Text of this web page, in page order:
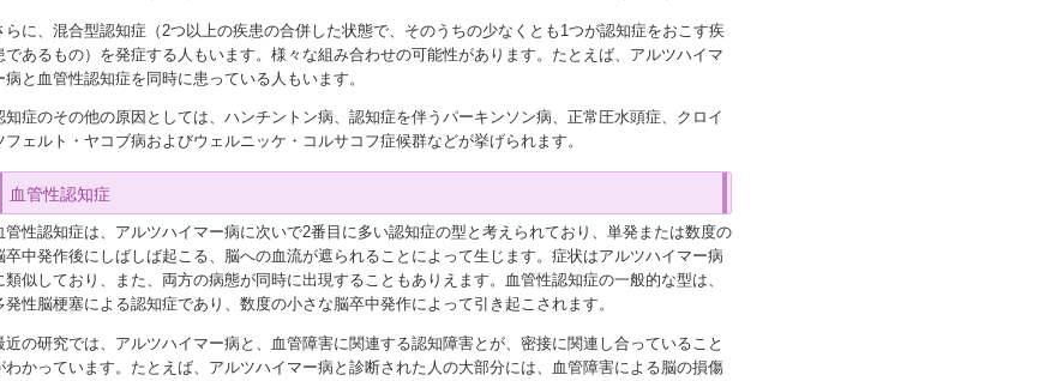
らに、混合型認知症（2つ以上の疾患の合併した状態で、そのうちの少なくとも1つが認知症をおこす疾
であるもの）を発症する人もいます。様々な組み合わせの可能性があります。たとえば、アルツハイマ
病と血管性認知症を同時に患っている人もいます。
知症のその他の原因としては、ハンチントン病、認知症を伴うパーキンソン病、正常圧水頭症、クロイ
フェルト・ヤコブ病およびウェルニッケ・コルサコフ症候群などが挙げられます。
血管性認知症
管性認知症は、アルツハイマー病に次いで2番目に多い認知症の型と考えられており、単発または数度の
卒中発作後にしばしば起こる、脳への血流が遮られることによって生じます。症状はアルツハイマー病
類似しており、また、両方の病態が同時に出現することもありえます。血管性認知症の一般的な型は、
発性脳梗塞による認知症であり、数度の小さな脳卒中発作によって引き起こされます。
近の研究では、アルツハイマー病と、血管障害に関連する認知障害とが、密接に関連し合っていること
わかっています。たとえば、アルツハイマー病と診断された人の大部分には、血管障害による脳の損傷